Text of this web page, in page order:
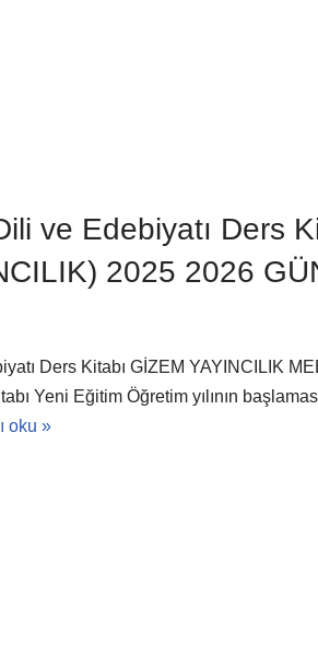
ve Edebiyatı Ders
2025 2026
Ders Kitabı GİZEM YAYINCILIK
Yeni Eğitim Öğretim yılının
oku »